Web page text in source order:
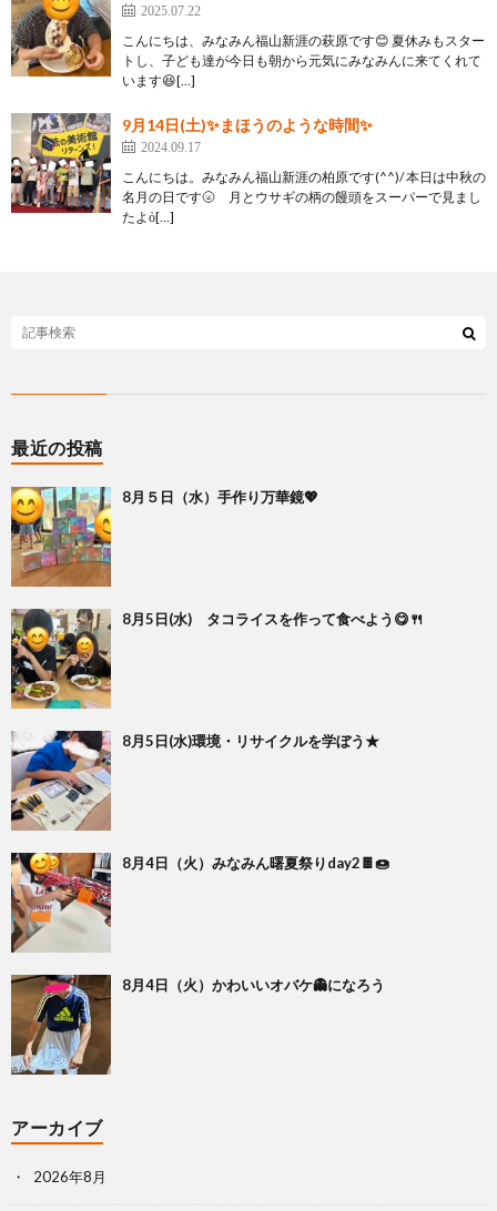
2025.07.22
こんにちは、みなみん福山新涯の萩原です😊 夏休みもスター
トし、子ども達が今日も朝から元気にみなみんに来てくれて
います😆[…]
9月14日(土)✨まほうのような時間✨
2024.09.17
こんにちは。みなみん福山新涯の柏原です(^^)/ 本日は中秋の
名月の日です🌝 月とウサギの柄の饅頭をスーパーで見まし
たよὀ[…]
最近の投稿
8月５日（水）手作り万華鏡💖
8月5日(水) タコライスを作って食べよう😋🍴
8月5日(水)環境・リサイクルを学ぼう★
8月4日（火）みなみん曙夏祭りday2🍫🍩
8月4日（火）かわいいオバケ👻になろう
アーカイブ
2026年8月